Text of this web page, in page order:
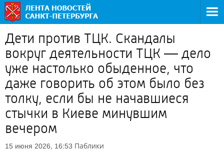
Дети против ТЦК. Скандалы
вокруг деятельности ТЦК — дело
уже настолько обыденное, что
даже говорить об этом было без
толку, если бы не начавшиеся
стычки в Киеве минувшим
вечером
15 июня 2026, 16:53 Паблики